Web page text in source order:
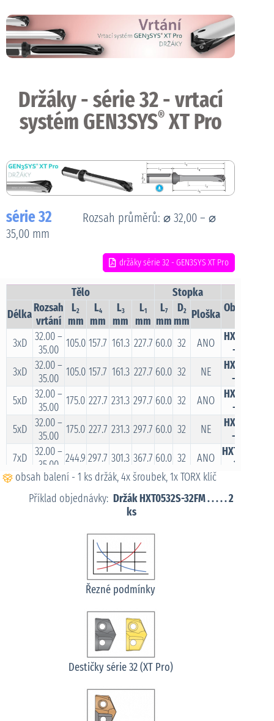
Držáky - série 32 - vrtací
systém GEN3SYS®XT Pro
série 32
Rozsah průměrů: ⌀ 32,00 – ⌀
35,00 mm
držáky série 32 - GEN3SYS XT Pro
Tělo
Stopka
DélkaRozsah
vrtání
L2
mm
L4
mm
L3
mm
L1
mm
L7
mm
D2
mmPloška Objednací
3xD
32.00 –
35.00 105.0 157.7 161.3 227.7 60.0 32 ANO
HXT0332S
-32FM
3xD
32.00 –
35.00 105.0 157.7 161.3 227.7 60.0 32 NE
HXT0332S
-32CM
5xD
32.00 –
35.00 175.0 227.7 231.3 297.7 60.0 32 ANO
HXT0532S
-32FM
5xD
32.00 –
35.00 175.0 227.7 231.3 297.7 60.0 32 NE
HXT0532S
-32CM
7xD
32.00 –
35.00 244.9 297.7 301.3 367.7 60.0 32 ANO HXT0732S-
32FM
32.00 –
35.00
301.3 60.0
406.4462.8
402.8 406.4 462.8
obsah balení - 1 ks držák, 4x šroubek, 1x TORX klíč
Příklad objednávky:Držák HXT0532S-32FM . . . . . 2
ks
Řezné podmínky
Destičky série 32 (XT Pro)